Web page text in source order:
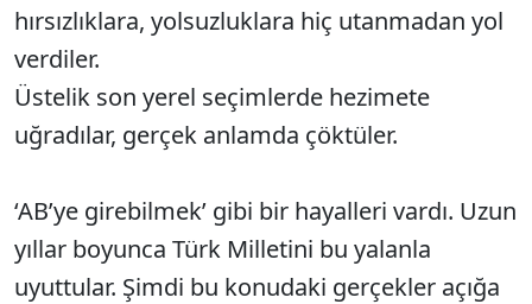
hırsızlıklara, yolsuzluklara hiç utanmadan yol
verdiler.
Üstelik son yerel seçimlerde hezimete
uğradılar, gerçek anlamda çöktüler.
‘AB’ye girebilmek’ gibi bir hayalleri vardı. Uzun
yıllar boyunca Türk Milletini bu yalanla
uyuttular. Şimdi bu konudaki gerçekler açığa